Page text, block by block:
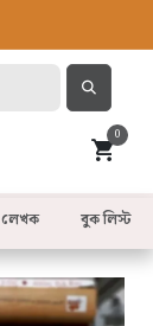
0
লেখক বুক লিস্ট